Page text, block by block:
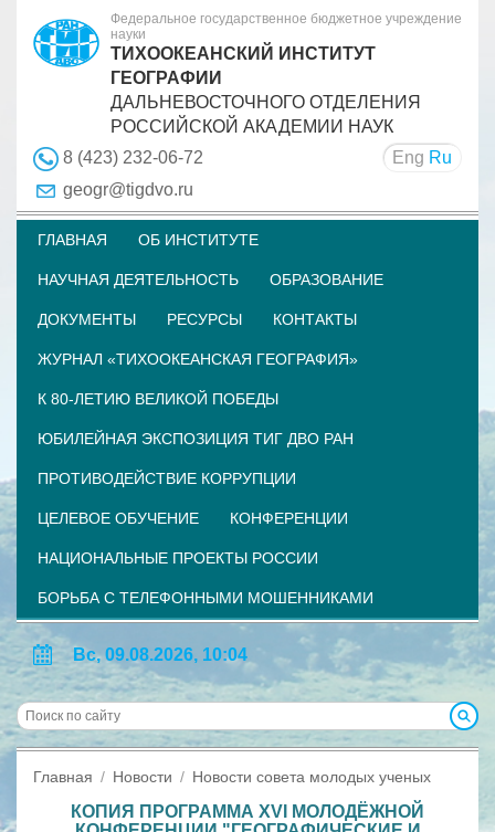
Федеральное государственное бюджетное учреждение
науки
ТИХООКЕАНСКИЙ ИНСТИТУТ
ГЕОГРАФИИ
ДАЛЬНЕВОСТОЧНОГО ОТДЕЛЕНИЯ
РОССИЙСКОЙ АКАДЕМИИ НАУК
8 (423) 232-06-72
Eng Ru
geogr@tigdvo.ru
ГЛАВНАЯ ОБ ИНСТИТУТЕ
НАУЧНАЯ ДЕЯТЕЛЬНОСТЬ ОБРАЗОВАНИЕ
ДОКУМЕНТЫ РЕСУРСЫ КОНТАКТЫ
ЖУРНАЛ «ТИХООКЕАНСКАЯ ГЕОГРАФИЯ»
К 80-ЛЕТИЮ ВЕЛИКОЙ ПОБЕДЫ
ЮБИЛЕЙНАЯ ЭКСПОЗИЦИЯ ТИГ ДВО РАН
ПРОТИВОДЕЙСТВИЕ КОРРУПЦИИ
ЦЕЛЕВОЕ ОБУЧЕНИЕ КОНФЕРЕНЦИИ
НАЦИОНАЛЬНЫЕ ПРОЕКТЫ РОССИИ
БОРЬБА С ТЕЛЕФОННЫМИ МОШЕННИКАМИ
Вс, 09.08.2026, 10:04
Главная Новости Новости совета молодых ученых
КОПИЯ ПРОГРАММА XVI МОЛОДЁЖНОЙ